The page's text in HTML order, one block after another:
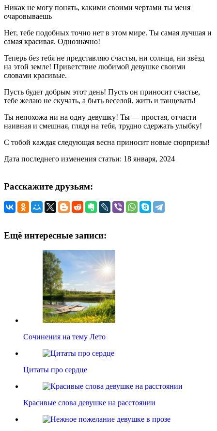
Никак не могу понять, какими своими чертами ты меня
очаровываешь
Нет, тебе подобных точно нет в этом мире. Ты самая лучшая и
самая красивая. Однозначно!
Теперь без тебя не представляю счастья, ни солнца, ни звёзд
на этой земле! Приветствие любимой девушке своими
словами красивые.
Пусть будет добрым этот день! Пусть он приносит счастье,
тебе желаю не скучать, а быть веселой, жить и танцевать!
Ты непохожа ни на одну девушку! Ты — простая, отчасти
наивная и смешная, глядя на тебя, трудно сдержать улыбку!
С тобой каждая следующая весна приносит новые сюрпризы!
Дата последнего изменения статьи: 18 января, 2024
Расскажите друзьям:
Ещё интересные записи:
Сочинения на тему Лето
Цитаты про сердце
Красивые слова девушке на расстоянии